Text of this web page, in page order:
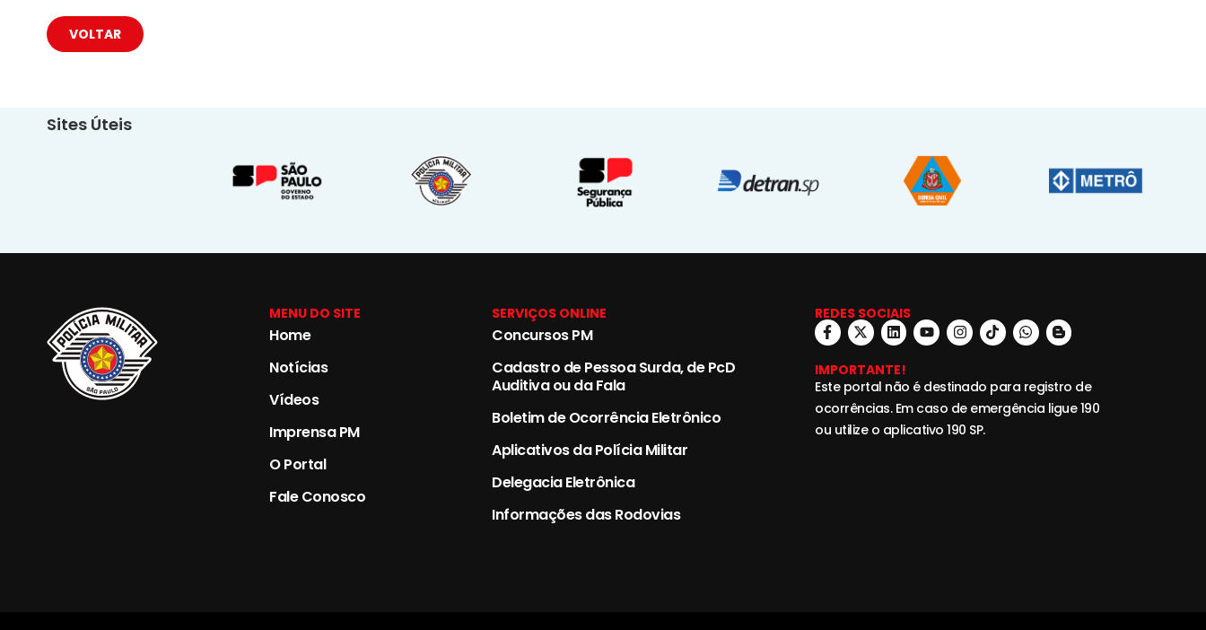
VOLTAR
Sites Úteis
MENU DO SITE
Home
Notícias
Vídeos
Imprensa PM
O Portal
Fale Conosco
SERVIÇOS ONLINE
Concursos PM
Cadastro de Pessoa Surda, de PcD
Auditiva ou da Fala
Boletim de Ocorrência Eletrônico
Aplicativos da Polícia Militar
Delegacia Eletrônica
Informações das Rodovias
REDES SOCIAIS
IMPORTANTE!
Este portal não é destinado para registro de
ocorrências. Em caso de emergência ligue 190
ou utilize o aplicativo 190 SP.